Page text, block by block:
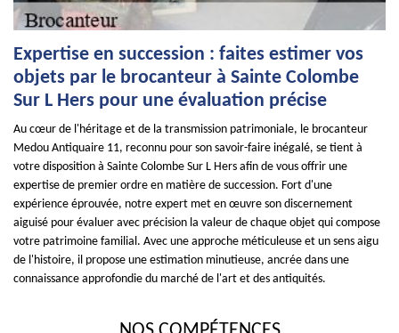
Expertise en succession : faites estimer vos
objets par le brocanteur à Sainte Colombe
Sur L Hers pour une évaluation précise
Au cœur de l'héritage et de la transmission patrimoniale, le brocanteur
Medou Antiquaire 11, reconnu pour son savoir-faire inégalé, se tient à
votre disposition à Sainte Colombe Sur L Hers afin de vous offrir une
expertise de premier ordre en matière de succession. Fort d'une
expérience éprouvée, notre expert met en œuvre son discernement
aiguisé pour évaluer avec précision la valeur de chaque objet qui compose
votre patrimoine familial. Avec une approche méticuleuse et un sens aigu
de l'histoire, il propose une estimation minutieuse, ancrée dans une
connaissance approfondie du marché de l'art et des antiquités.